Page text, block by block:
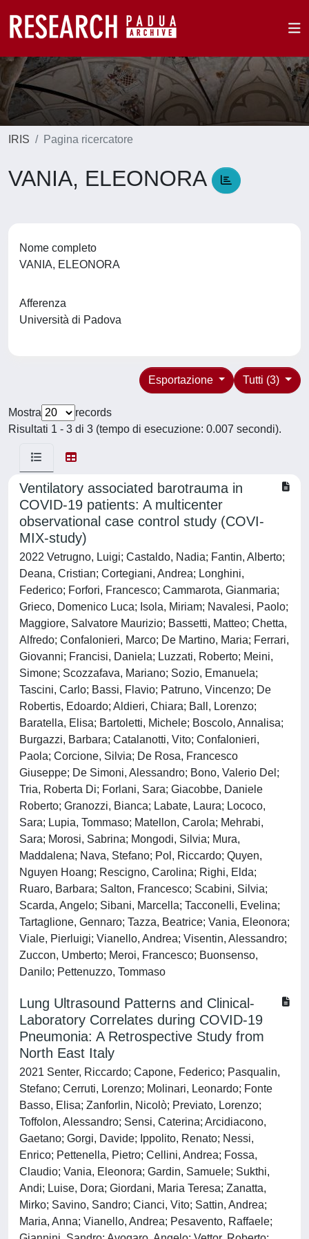
IRIS Pagina ricercatore
VANIA, ELEONORA
Nome completo
VANIA, ELEONORA
Afferenza
Università di Padova
Tutti (3)
Esportazione
Mostra
records
Risultati 1 - 3 di 3 (tempo di esecuzione: 0.007 secondi).
Ventilatory associated barotrauma in
COVID-19 patients: A multicenter
observational case control study (COVI-
MIX-study)
2022 Vetrugno, Luigi; Castaldo, Nadia; Fantin, Alberto;
Deana, Cristian; Cortegiani, Andrea; Longhini,
Federico; Forfori, Francesco; Cammarota, Gianmaria;
Grieco, Domenico Luca; Isola, Miriam; Navalesi, Paolo;
Maggiore, Salvatore Maurizio; Bassetti, Matteo; Chetta,
Alfredo; Confalonieri, Marco; De Martino, Maria; Ferrari,
Giovanni; Francisi, Daniela; Luzzati, Roberto; Meini,
Simone; Scozzafava, Mariano; Sozio, Emanuela;
Tascini, Carlo; Bassi, Flavio; Patruno, Vincenzo; De
Robertis, Edoardo; Aldieri, Chiara; Ball, Lorenzo;
Baratella, Elisa; Bartoletti, Michele; Boscolo, Annalisa;
Burgazzi, Barbara; Catalanotti, Vito; Confalonieri,
Paola; Corcione, Silvia; De Rosa, Francesco
Giuseppe; De Simoni, Alessandro; Bono, Valerio Del;
Tria, Roberta Di; Forlani, Sara; Giacobbe, Daniele
Roberto; Granozzi, Bianca; Labate, Laura; Lococo,
Sara; Lupia, Tommaso; Matellon, Carola; Mehrabi,
Sara; Morosi, Sabrina; Mongodi, Silvia; Mura,
Maddalena; Nava, Stefano; Pol, Riccardo; Quyen,
Nguyen Hoang; Rescigno, Carolina; Righi, Elda;
Ruaro, Barbara; Salton, Francesco; Scabini, Silvia;
Scarda, Angelo; Sibani, Marcella; Tacconelli, Evelina;
Tartaglione, Gennaro; Tazza, Beatrice; Vania, Eleonora;
Viale, Pierluigi; Vianello, Andrea; Visentin, Alessandro;
Zuccon, Umberto; Meroi, Francesco; Buonsenso,
Danilo; Pettenuzzo, Tommaso
Lung Ultrasound Patterns and Clinical-
Laboratory Correlates during COVID-19
Pneumonia: A Retrospective Study from
North East Italy
2021 Senter, Riccardo; Capone, Federico; Pasqualin,
Stefano; Cerruti, Lorenzo; Molinari, Leonardo; Fonte
Basso, Elisa; Zanforlin, Nicolò; Previato, Lorenzo;
Toffolon, Alessandro; Sensi, Caterina; Arcidiacono,
Gaetano; Gorgi, Davide; Ippolito, Renato; Nessi,
Enrico; Pettenella, Pietro; Cellini, Andrea; Fossa,
Claudio; Vania, Eleonora; Gardin, Samuele; Sukthi,
Andi; Luise, Dora; Giordani, Maria Teresa; Zanatta,
Mirko; Savino, Sandro; Cianci, Vito; Sattin, Andrea;
Maria, Anna; Vianello, Andrea; Pesavento, Raffaele;